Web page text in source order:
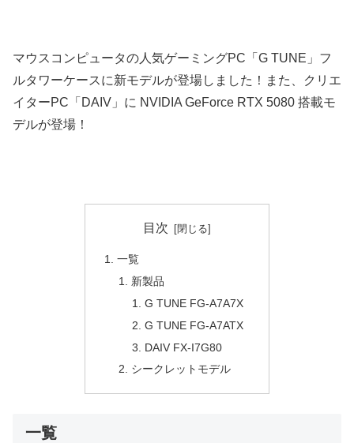
マウスコンピュータの人気ゲーミングPC「G TUNE」フ
ルタワーケースに新モデルが登場しました！また、クリエ
イターPC「DAIV」に NVIDIA GeForce RTX 5080 搭載モ
デルが登場！
目次
一覧
新製品
G TUNE FG-A7A7X
G TUNE FG-A7ATX
DAIV FX-I7G80
シークレットモデル
一覧